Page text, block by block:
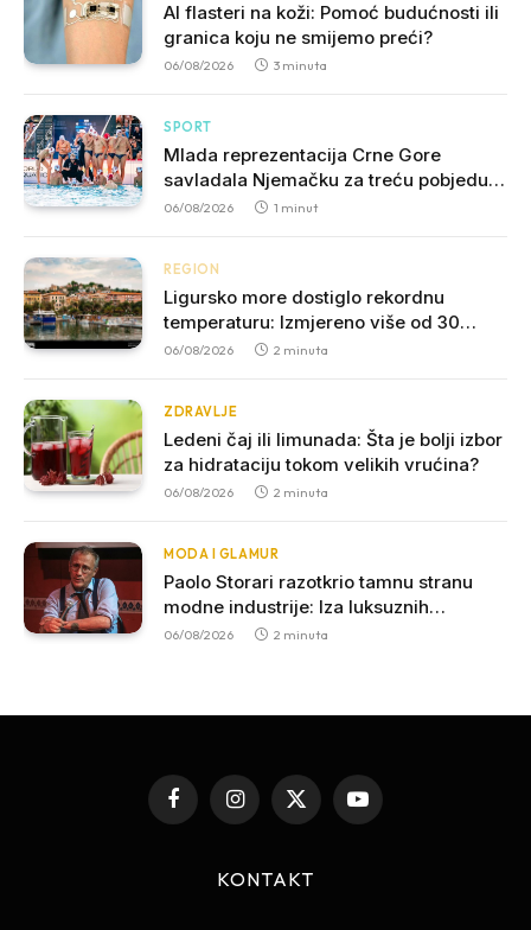
AI flasteri na koži: Pomoć budućnosti ili
granica koju ne smijemo preći?
06/08/2026 3 minuta
SPORT
Mlada reprezentacija Crne Gore
savladala Njemačku za treću pobjedu
na prvenstvu
06/08/2026 1 minut
REGION
Ligursko more dostiglo rekordnu
temperaturu: Izmjereno više od 30
stepeni Celzijusa
06/08/2026 2 minuta
ZDRAVLJE
Ledeni čaj ili limunada: Šta je bolji izbor
za hidrataciju tokom velikih vrućina?
06/08/2026 2 minuta
MODA I GLAMUR
Paolo Storari razotkrio tamnu stranu
modne industrije: Iza luksuznih
brendova krije se „kaporalato“
06/08/2026 2 minuta
FacebookInstagram
X
YouTube
KONTAKT